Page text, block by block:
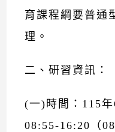
育課程綱要普通
理。
二、研習資訊：
(一)時間：115年
08:55-16:20（